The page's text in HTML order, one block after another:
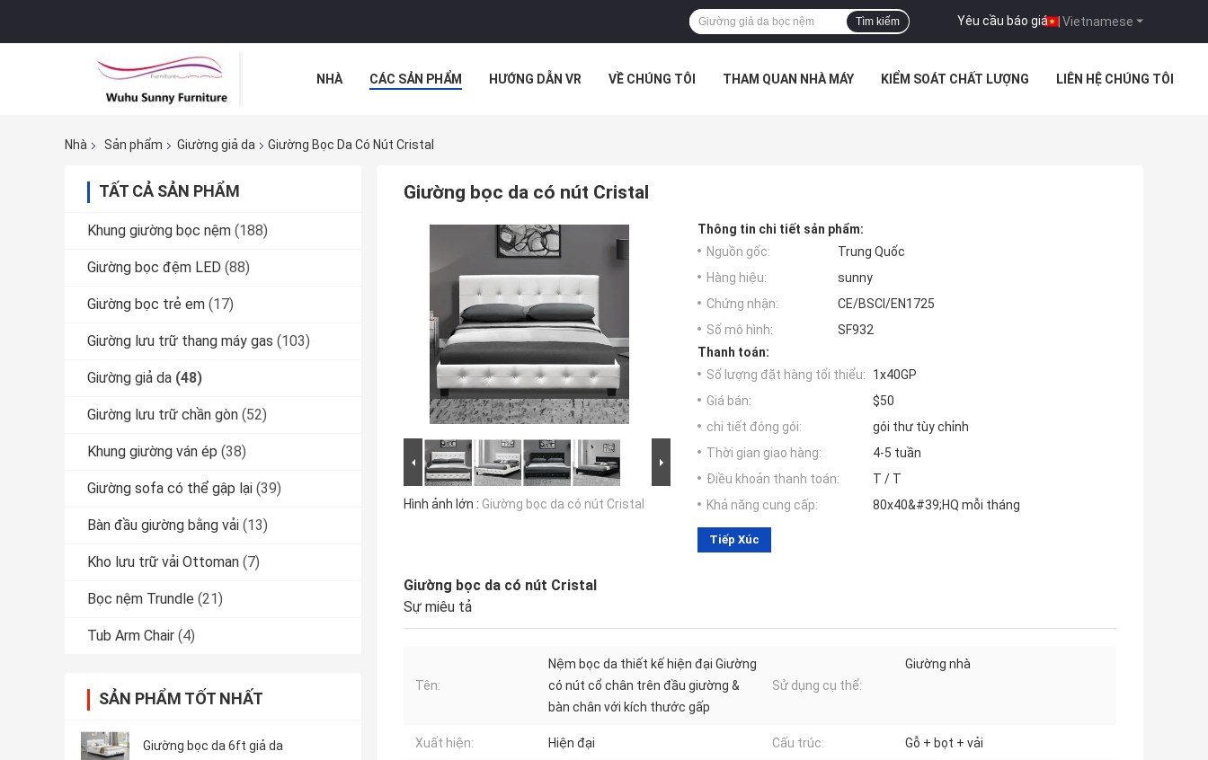
Vietnamese
Yêu cầu báo giá |
Tìm kiếm
NHÀ CÁC SẢN PHẨM HƯỚNG DẪN VR VỀ CHÚNG TÔI THAM QUAN NHÀ MÁY KIỂM SOÁT CHẤT LƯỢNG LIÊN HỆ CHÚNG TÔI
Nhà
Sản phẩm Giường giả da Giường Bọc Da Có Nút Cristal
TẤT CẢ SẢN PHẨM
Khung giường bọc nệm (188)
Giường bọc đệm LED (88)
Giường bọc trẻ em (17)
Giường lưu trữ thang máy gas (103)
Giường giả da (48)
Giường lưu trữ chần gòn (52)
Khung giường ván ép (38)
Giường sofa có thể gập lại (39)
Bàn đầu giường bằng vải (13)
Kho lưu trữ vải Ottoman (7)
Bọc nệm Trundle (21)
Tub Arm Chair (4)
SẢN PHẨM TỐT NHẤT
Giường bọc da 6ft giả da
Giường bọc da có nút Cristal
Hình ảnh lớn : Giường bọc da có nút Cristal
Thông tin chi tiết sản phẩm:
Nguồn gốc:
Trung Quốc
Hàng hiệu:
sunny
Chứng nhận:
CE/BSCI/EN1725
Số mô hình:
SF932
Thanh toán:
Số lượng đặt hàng tối thiểu:
1x40GP
Giá bán:
$50
chi tiết đóng gói:
gói thư tùy chỉnh
Thời gian giao hàng:
4-5 tuần
Điều khoản thanh toán:
T / T
Khả năng cung cấp:
80x40&#39;HQ mỗi tháng
Tiếp Xúc
Giường bọc da có nút Cristal
Sự miêu tả
Tên:
Nệm bọc da thiết kế hiện đại Giường
có nút cổ chân trên đầu giường &
bàn chân với kích thước gấp
Sử dụng cụ thể:
Giường nhà
Xuất hiện: Hiện đại Cấu trúc: Gỗ + bọt + vải